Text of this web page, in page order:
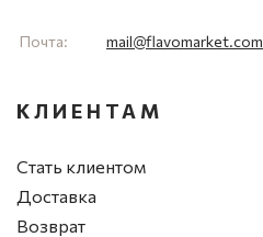
Почта: mail@flavomarket.com
КЛИЕНТАМ
Стать клиентом
Доставка
Возврат